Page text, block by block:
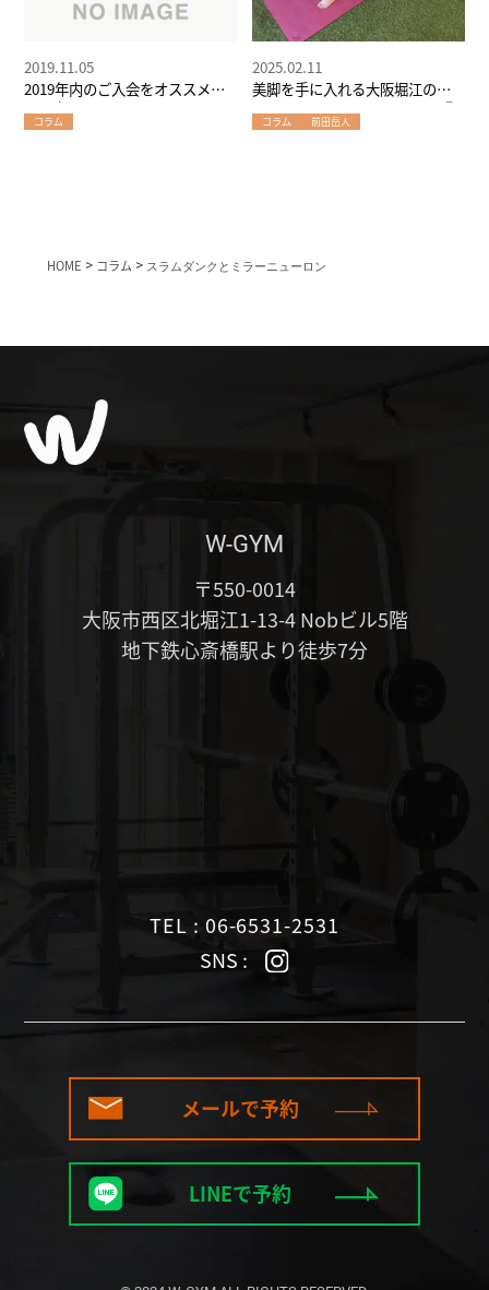
2019年内のご入会をオススメす
る理由
2019.11.05
コラム
美脚を手に入れる大阪堀江のパ
ーソナルジムW-GYMメソッド②
～メカニズム編
2025.02.11
コラム 前田岳人
HOME > コラム > スラムダンクとミラーニューロン
W-GYM
〒550-0014
大阪市西区北堀江1-13-4 Nobビル5階
地下鉄心斎橋駅より徒歩7分
TEL : 06-6531-2531
SNS :
メールで予約
LINEで予約